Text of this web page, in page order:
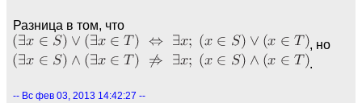
Разница в том, что
, но
.
-- Вс фев 03, 2013 14:42:27 --